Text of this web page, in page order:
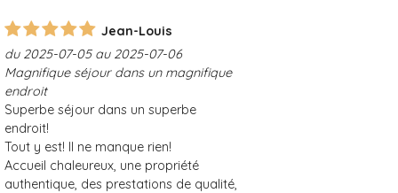
Jean-Louis
du 2025-07-05 au 2025-07-06
Magnifique séjour dans un magnifique
endroit
Superbe séjour dans un superbe
endroit!
Tout y est! Il ne manque rien!
Accueil chaleureux, une propriété
authentique, des prestations de qualité,